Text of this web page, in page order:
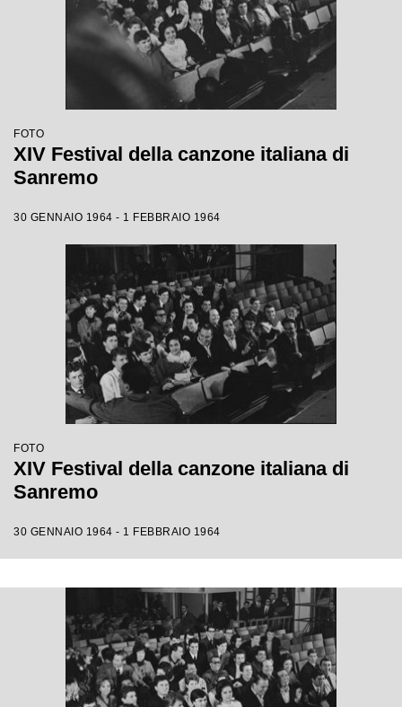
FOTO
XIV Festival della canzone italiana di
Sanremo
30 GENNAIO 1964 - 1 FEBBRAIO 1964
FOTO
XIV Festival della canzone italiana di
Sanremo
30 GENNAIO 1964 - 1 FEBBRAIO 1964